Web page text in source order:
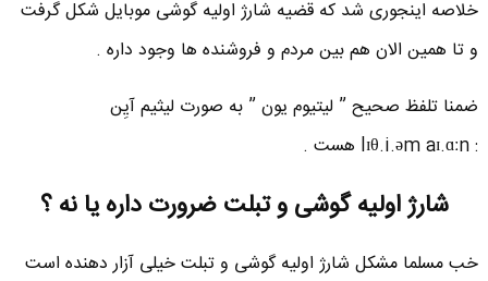
خلاصه اینجوری شد که قضیه شارژ اولیه گوشی موبایل شکل گرفت
و تا همین الان هم بین مردم و فروشنده ها وجود داره .
ضمنا تلفظ صحیح ” لیتیوم یون ” به صورت لیثیم آیِن
: lɪθ.i.əm aɪ.ɑːn هست .
شارژ اولیه گوشی و تبلت ضرورت داره یا نه ؟
خب مسلما مشکل شارژ اولیه گوشی و تبلت خیلی آزار دهنده است